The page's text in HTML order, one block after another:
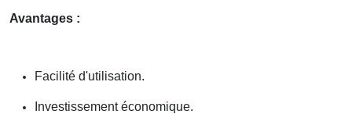
Avantages :
Facilité d'utilisation.
Investissement économique.